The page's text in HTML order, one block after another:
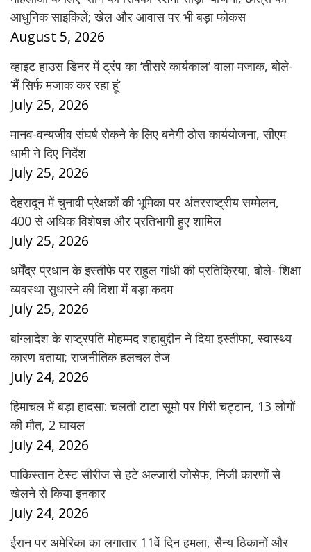
आधुनिक साइकिलें; खेल और आवास पर भी बड़ा फोकस
August 5, 2026
व्हाइट हाउस डिनर में ट्रंप का ‘तीसरे कार्यकाल’ वाला मजाक, बोले-
‘मैं सिर्फ मजाक कर रहा हूं’
July 25, 2026
मानव-वन्यजीव संघर्ष रोकने के लिए बनेगी ठोस कार्ययोजना, सीएम
धामी ने दिए निर्देश
July 25, 2026
देहरादून में चुनावी प्रेक्षकों की भूमिका पर अंतरराष्ट्रीय सम्मेलन,
400 से अधिक विशेषज्ञ और प्रतिभागी हुए शामिल
July 25, 2026
धर्मेंद्र प्रधान के इस्तीफे पर राहुल गांधी की प्रतिक्रिया, बोले- शिक्षा
व्यवस्था सुधारने की दिशा में बड़ा कदम
July 25, 2026
बांग्लादेश के राष्ट्रपति मोहम्मद शहाबुद्दीन ने दिया इस्तीफा, स्वास्थ्य
कारण बताया; राजनीतिक हलचल तेज
July 24, 2026
हिमाचल में बड़ा हादसा: चलती टाटा सूमो पर गिरी चट्टान, 13 लोगों
की मौत, 2 घायल
July 24, 2026
पाकिस्तान टेस्ट सीरीज से हटे अल्जारी जोसेफ, निजी कारणों से
खेलने से किया इनकार
July 24, 2026
ईरान पर अमेरिका का लगातार 11वें दिन हमला, सैन्य ठिकानों और